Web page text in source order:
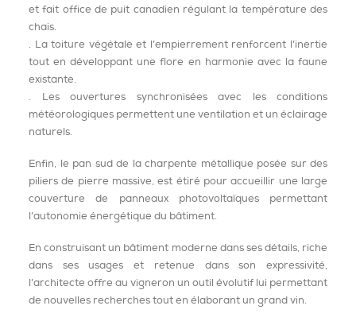
et fait office de puit canadien régulant la température des
chais.
. La toiture végétale et l’empierrement renforcent l’inertie
tout en développant une flore en harmonie avec la faune
existante.
. Les ouvertures synchronisées avec les conditions
météorologiques permettent une ventilation et un éclairage
naturels.
Enfin, le pan sud de la charpente métallique posée sur des
piliers de pierre massive, est étiré pour accueillir une large
couverture de panneaux photovoltaïques permettant
l’autonomie énergétique du bâtiment.
En construisant un bâtiment moderne dans ses détails, riche
dans ses usages et retenue dans son expressivité,
l’architecte offre au vigneron un outil évolutif lui permettant
de nouvelles recherches tout en élaborant un grand vin.